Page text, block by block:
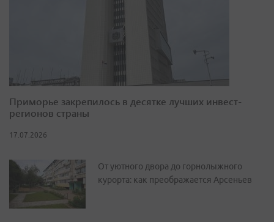
Приморье закрепилось в десятке лучших инвест-
регионов страны
17.07.2026
От уютного двора до горнолыжного
курорта: как преображается Арсеньев